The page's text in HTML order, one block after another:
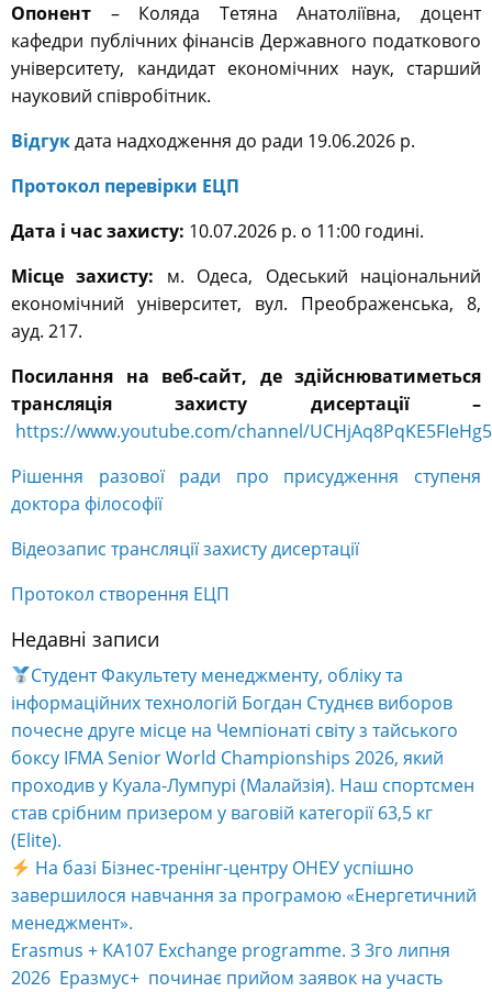
Опонент – Коляда Тетяна Анатоліївна, доцент
кафедри публічних фінансів Державного податкового
університету, кандидат економічних наук, старший
науковий співробітник.
Відгукдата надходження до ради 19.06.2026 р.
Протокол перевірки ЕЦП
Дата і час захисту: 10.07.2026 р. о 11:00 годині.
Місце захисту: м. Одеса, Одеський національний
економічний університет, вул. Преображенська, 8,
ауд. 217.
Посилання на веб-сайт, де здійснюватиметься
трансляція захисту дисертації –
https://www.youtube.com/channel/
Рішення разової ради про присудження ступеня
доктора філософії
Відеозапис трансляції захисту дисертації
Протокол створення ЕЦП
Недавні записи
Студент Факультету менеджменту, обліку та
інформаційних технологій Богдан Студнєв виборов
почесне друге місце на Чемпіонаті світу з тайського
боксу IFMA Senior World Championships 2026, який
проходив у Куала-Лумпурі (Малайзія). Наш спортсмен
став срібним призером у ваговій категорії 63,5 кг
(Elite).
На базі Бізнес-тренінг-центру ОНЕУ успішно
завершилося навчання за програмою «Енергетичний
менеджмент».
Erasmus + KA107 Exchange programme. З 3го липня
2026 Еразмус+ починає прийом заявок на участь